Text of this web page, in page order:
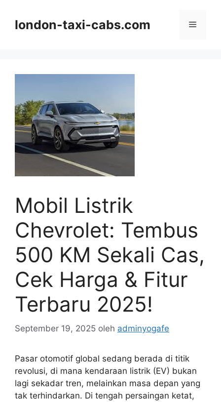
london-taxi-cabs.com Menu
Mobil Listrik
Chevrolet: Tembus
500 KM Sekali Cas,
Cek Harga & Fitur
Terbaru 2025!
September 19, 2025 oleh adminyogafe
Pasar otomotif global sedang berada di titik
revolusi, di mana kendaraan listrik (EV) bukan
lagi sekadar tren, melainkan masa depan yang
tak terhindarkan. Di tengah persaingan ketat,